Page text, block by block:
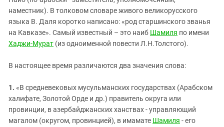
ЗАСТАВЛЯЕТ
КАВКАЗ ЗА ПАЛЕСТИНУ
ИНАКОМЫСЛИЕ В ЧЕЧНЕ
ПРЕСЛЕДОВАНИЕ АКТИВИСТОВ
Дагестан
Ингушетия
Кабардино-Балкария
Карачаево-Черкесия
Краснодарский край
Нагорный Карабах
Российская Федерация
наместник). В толковом словаре живого великорусского
языка В. Даля коротко написано: «род старшинского званья
на Кавказе». Самый известный – это наиб Шамиля по имени
Хаджи-Мурат (из одноименной повести Л.Н.Толстого).
В настоящее время различаются два значения слова:
1. «В средневековых мусульманских государствах (Арабском
халифате, Золотой Орде и др.) правитель округа или
провинции, в азербайджанских ханствах - управляющий
магалом (округом, провинцией), в имамате Шамиля - его